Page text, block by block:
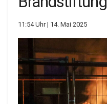
11:54 Uhr | 14. Mai 2025